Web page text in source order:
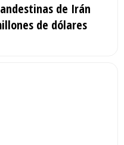
de Irán
de dólares